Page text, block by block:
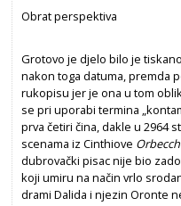
Obrat perspektiva
Grotovo je djelo bilo je
nakon toga datuma, premda
rukopisu jer je ona u tom
se pri uporabi termina
prva četiri čina, dakle u 2964
scenama iz Cinthiove
dubrovački pisac nije bio
koji umiru na način vrlo
drami Dalida i njezin Oronte